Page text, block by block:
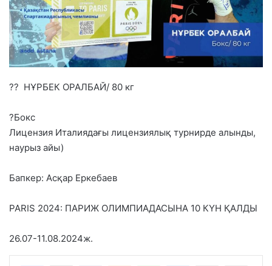
?? НҰРБЕК ОРАЛБАЙ/ 80 кг
?Бокс
Лицензия Италиядағы лицензиялық турнирде алынды,
наурыз айы)
Бапкер: Асқар Еркебаев
PARIS 2024: ПАРИЖ ОЛИМПИАДАСЫНА 10 КҮН ҚАЛДЫ
26.07-11.08.2024ж.